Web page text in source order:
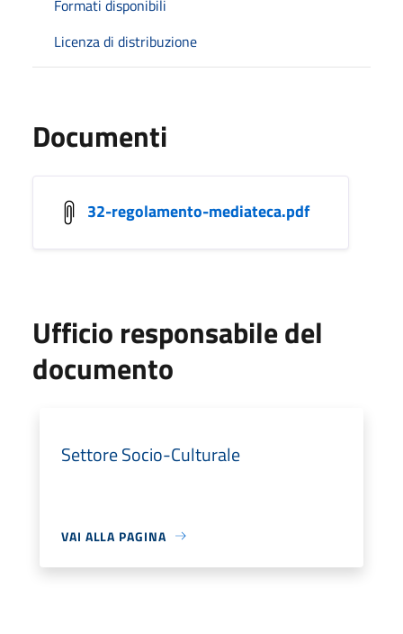
Formati disponibili
Licenza di distribuzione
Documenti
32-regolamento-mediateca.pdf
Ufficio responsabile del
documento
Settore Socio-Culturale
VAI ALLA PAGINA